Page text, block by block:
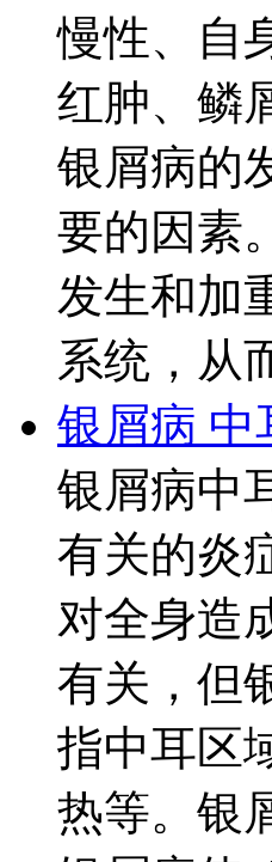
慢性、自
红肿、鳞
银屑病的
要的因素
发生和加
系统，从
银屑病 中
银屑病中
有关的炎
对全身造
有关，但
指中耳区
热等。银